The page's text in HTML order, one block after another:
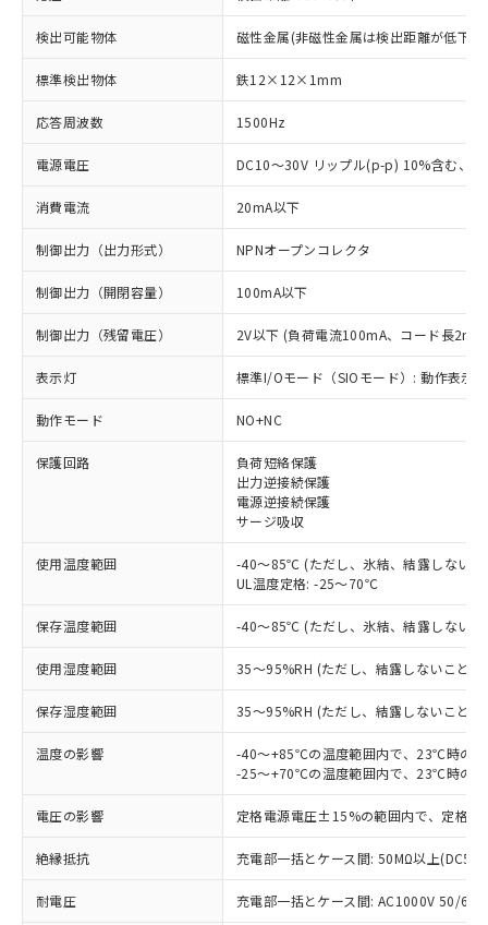
検出可能物体 磁性金属(非磁性金属は検出距離が低下し
標準検出物体 鉄12×12×1mm
応答周波数 1500Hz
電源電圧 DC10～30V リップル(p-p) 10%含む、
消費電流 20mA以下
制御出力（出力形式） NPNオープンコレクタ
制御出力（開閉容量） 100mA以下
制御出力（残留電圧） 2V以下 (負荷電流100mA、コード長2m
表示灯 標準I/Oモード（SIOモード）: 動作表示
動作モード NO+NC
保護回路
負荷短絡保護
出力逆接続保護
電源逆接続保護
サージ吸収
使用温度範囲
-40～85℃ (ただし、氷結、結露しないこ
UL温度定格: -25～70℃
保存温度範囲 -40～85℃ (ただし、氷結、結露しないこ
使用湿度範囲 35～95%RH (ただし、結露しないこと)
保存湿度範囲 35～95%RH (ただし、結露しないこと)
温度の影響
-40～+85℃の温度範囲内で、23℃時の
-25～+70℃の温度範囲内で、23℃時の
電圧の影響 定格電源電圧±15%の範囲内で、定格
絶縁抵抗 充電部一括とケース間: 50MΩ以上
耐電圧 充電部一括とケース間: AC1000V 50/
ご利用条件
以下の条件をお読みいただき、同意のうえ
ご利用ください。
本サービスは、当社制御機器事業取扱
商品の当社在庫状況および標準価格
(税抜)を提供させていただくもので
当社制御機器事業取扱商品の中には、
本サービスの対象外となる商品もある
ことをご了承ください。
在庫状況および標準価格照会結果は、
※1 対応状況
対応済み：EU RoHS指令（10物質）の
非含有に対応した製品が提供可能な商品で
す。
対応予定：EU RoHS指令（10物質）の非含
有に対応した製品に切り替える予定のある
商品です。
対応予定なし：EU RoHS指令（10物質）の
非含有に非対応の商品で、対応品を出す予
定はありません。
調査・確認中：EU RoHS指令（10物質）の
非含有の対応状況を調査中または確認中の
非該当品：ライセンス料など無形物で、有
害物質有無と関係のない商品です。
いたものが、含有品と判明した場合などや
むを得ず変更することがあります。
※1 中国RoHS○×表
「○」：最大均質材料含有率が中国RoHSの
基準値以下であることを示します。
「×」：最大均質材料含有率が中国RoHSの
基準値を超えていることを示します。
為替および外国貿易法に定める商品
（以下｢規制貨物等」という）を輸出